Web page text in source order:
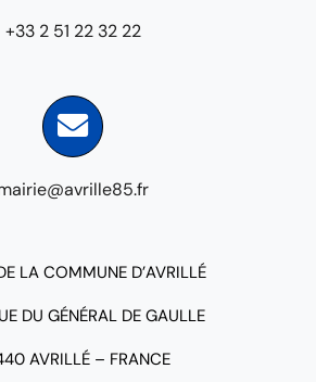
+33 2 51 22 32 22
LA COMMUNE D’AVRILLÉ
DU GÉNÉRAL DE GAULLE
AVRILLÉ – FRANCE